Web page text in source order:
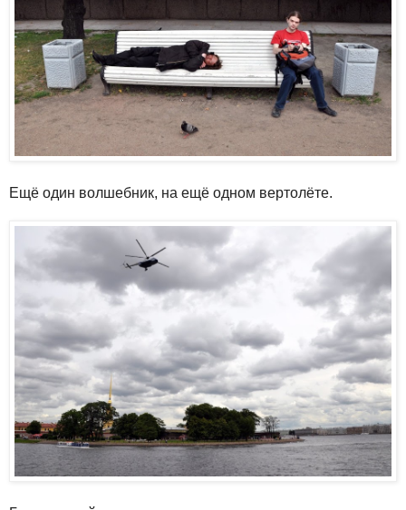
Ещё один волшебник, на ещё одном вертолёте.